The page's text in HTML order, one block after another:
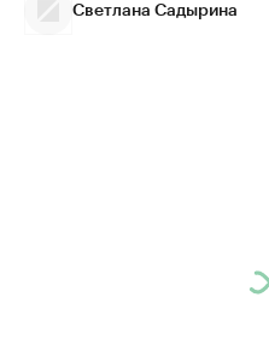
Светлана Садырина